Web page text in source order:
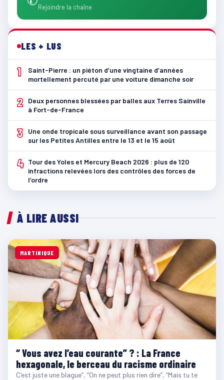
Rejoindre la chaîne
LES + LUS
1
Saint-Pierre : un piéton d’une vingtaine d’années
mortellement percuté par une voiture dimanche soir
2
Deux personnes blessées par balles aux Terres Sainville
à Fort-de-France
3
Une onde tropicale sous surveillance avant son passage
sur les Petites Antilles entre le 13 et le 15 août
4 Tour des Yoles et Mercury Beach 2026 : plus de 120
infractions relevées lors des contrôles des forces de
l’ordre
À LIRE AUSSI
MARTINIQUE
“ Vous avez l’eau courante” ? : La France
hexagonale, le berceau du racisme ordinaire
C’est juste une blague”, “On ne peut plus rien dire”, “Mais tu te